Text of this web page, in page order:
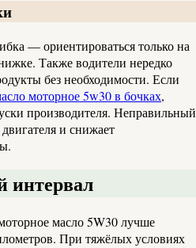
— ориентироваться только на
Также водители нередко
без необходимости. Если
моторное 5w30 в бочках,
производителя. Неправильный
и снижает
масло 5W30 лучше
При тяжёлых условиях